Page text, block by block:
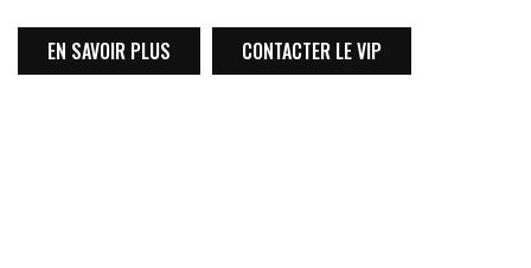
EN SAVOIR PLUS CONTACTER LE VIP